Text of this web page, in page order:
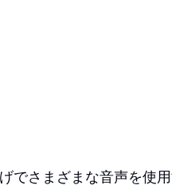
でさまざまな音声を使